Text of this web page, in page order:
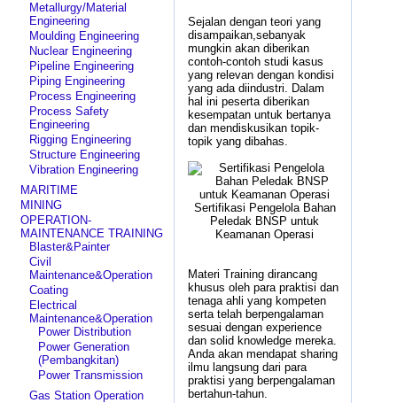
Metallurgy/Material
Engineering
Moulding Engineering
Nuclear Engineering
Pipeline Engineering
Piping Engineering
Process Engineering
Process Safety
Engineering
Rigging Engineering
Structure Engineering
Vibration Engineering
MARITIME
MINING
OPERATION-
MAINTENANCE TRAINING
Blaster&Painter
Civil
Maintenance&Operation
Coating
Electrical
Maintenance&Operation
Power Distribution
Power Generation
(Pembangkitan)
Power Transmission
Gas Station Operation
Sejalan dengan teori yang
disampaikan,sebanyak
mungkin akan diberikan
contoh-contoh studi kasus
yang relevan dengan kondisi
yang ada diindustri. Dalam
hal ini peserta diberikan
kesempatan untuk bertanya
dan mendiskusikan topik-
topik yang dibahas.
Sertifikasi Pengelola Bahan
Peledak BNSP untuk
Keamanan Operasi
Materi Training dirancang
khusus oleh para praktisi dan
tenaga ahli yang kompeten
serta telah berpengalaman
sesuai dengan experience
dan solid knowledge mereka.
Anda akan mendapat sharing
ilmu langsung dari para
praktisi yang berpengalaman
bertahun-tahun.